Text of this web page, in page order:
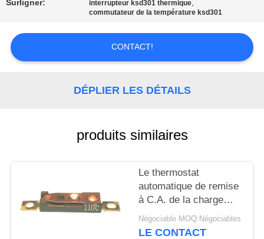
DE
CONTACTEZ-
CAS
PLAN
DU
Surligner: interrupteur ksd301 thermique,
commutateur de la température ksd301
CONTACT!
DÉPLIER LES DÉTAILS
produits similaires
Le thermostat
automatique de remise
à C.A. de la charge
résistive 9A 250V a
remis à zéro le Temp
Négociable MOQ:Négociables
LE CONTACT